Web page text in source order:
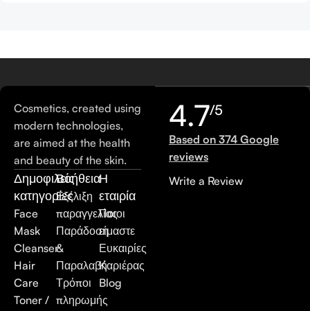
Cosmetics, created using
modern technologies,
are aimed at the health
and beauty of the skin.
Δημοφιλείς
κατηγορίες
Face
Mask
Cleanser
Hair
Care
Toner /
Βοήθεια
Εξέλιξη
παραγγελίας
Παράδοση
&
Παραλαβή
Τρόποι
πληρωμής
Η
εταιρία
Ποιοι
είμαστε
Ευκαιρίες
Καριέρας
Blog
4.7/5
Based on 374 Google
reviews
Write a Review